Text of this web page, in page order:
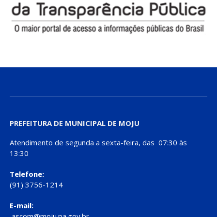
PREFEITURA DE MUNICIPAL DE MOJU
Atendimento de segunda a sexta-feira, das 07:30 às
13:30
Telefone:
(91) 3756-1214
E-mail: